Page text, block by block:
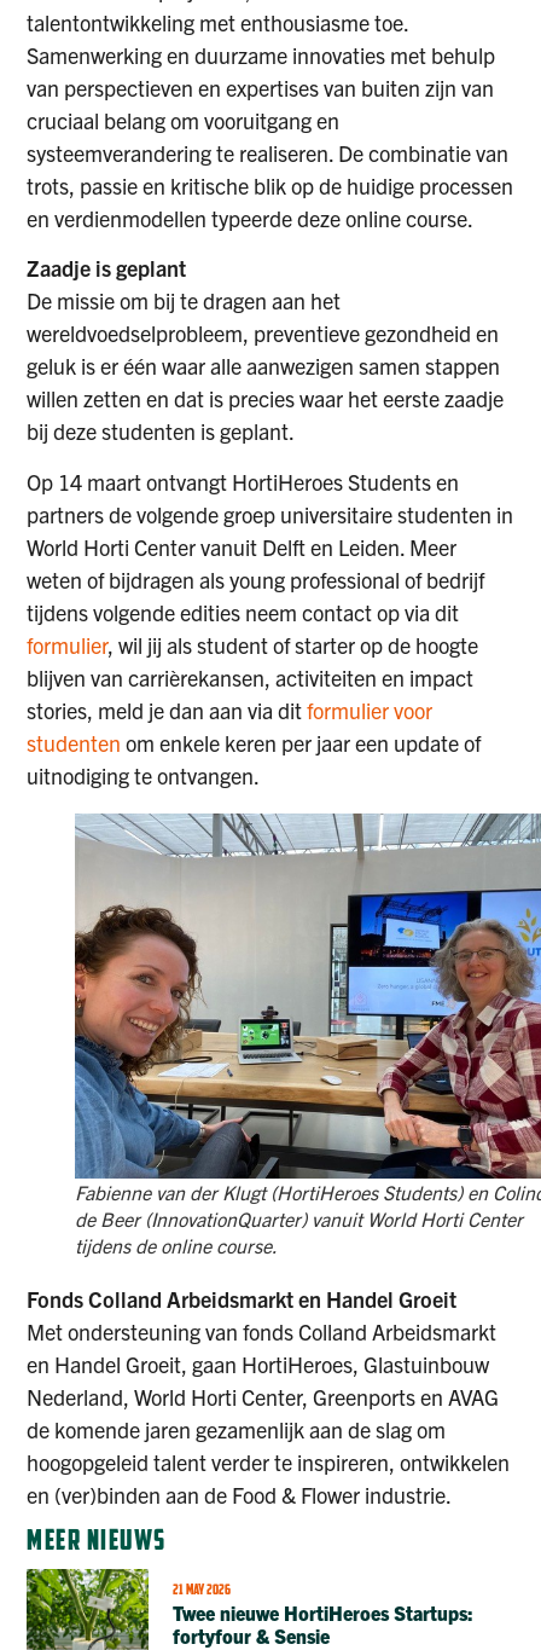
talentontwikkeling met enthousiasme toe.
Samenwerking en duurzame innovaties met behulp
van perspectieven en expertises van buiten zijn van
cruciaal belang om vooruitgang en
systeemverandering te realiseren. De combinatie van
trots, passie en kritische blik op de huidige processen
en verdienmodellen typeerde deze online course.
Zaadje is geplant
De missie om bij te dragen aan het
wereldvoedselprobleem, preventieve gezondheid en
geluk is er één waar alle aanwezigen samen stappen
willen zetten en dat is precies waar het eerste zaadje
bij deze studenten is geplant.
Op 14 maart ontvangt HortiHeroes Students en
partners de volgende groep universitaire studenten in
World Horti Center vanuit Delft en Leiden. Meer
weten of bijdragen als young professional of bedrijf
tijdens volgende edities neem contact op via dit
formulier, wil jij als student of starter op de hoogte
blijven van carrièrekansen, activiteiten en impact
stories, meld je dan aan via ditformulier voor
studenten om enkele keren per jaar een update of
uitnodiging teontvangen.
Fabienne van der Klugt (HortiHeroes Students) en
de Beer (InnovationQuarter) vanuit World Horti Center
tijdens de online course.
Fonds Colland Arbeidsmarkt en Handel Groeit
Met ondersteuning van fonds Colland Arbeidsmarkt
en Handel Groeit, gaan HortiHeroes, Glastuinbouw
Nederland, World Horti Center, Greenports en AVAG
de komende jaren gezamenlijk aan de slag om
hoogopgeleid talent verder te inspireren, ontwikkelen
en (ver)binden aan de Food & Flower industrie.
MEER NIEUWS
21 MAY 2026
Twee nieuwe HortiHeroes Startups:
fortyfour & Sensie